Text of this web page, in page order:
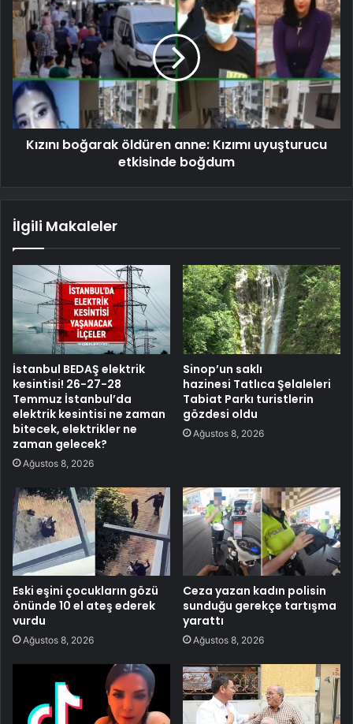
Kızını boğarak öldüren anne: Kızımı uyuşturucu
etkisinde boğdum
İlgili Makaleler
İstanbul BEDAŞ elektrik
kesintisi! 26-27-28
Temmuz İstanbul’da
elektrik kesintisi ne zaman
bitecek, elektrikler ne
zaman gelecek?
Ağustos 8, 2026
Sinop’un saklı
hazinesi Tatlıca Şelaleleri
Tabiat Parkı turistlerin
gözdesi oldu
Ağustos 8, 2026
Eski eşini çocukların gözü
önünde 10 el ateş ederek
vurdu
Ağustos 8, 2026
Ceza yazan kadın polisin
sunduğu gerekçe tartışma
yarattı
Ağustos 8, 2026